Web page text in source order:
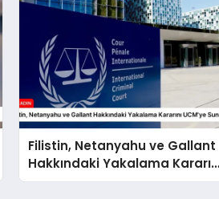
Filistin, Netanyahu ve Gallant
Hakkındaki Yakalama Kararını
UCM’ye Sundu